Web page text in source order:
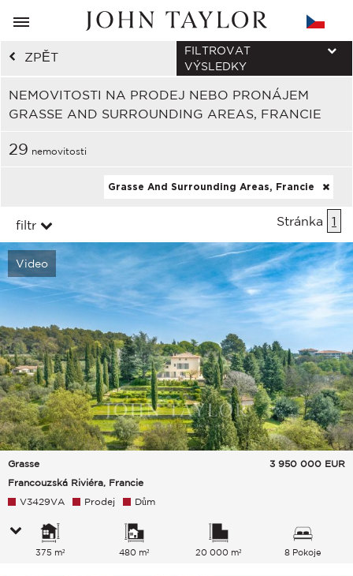
ZPĚT
NEMOVITOSTI NA PRODEJ NEBO PRONÁJEM
GRASSE AND SURROUNDING AREAS, FRANCIE
FILTROVAT
VÝSLEDKY
29 nemovitosti
Grasse And Surrounding Areas, Francie
filtr Stránka 1
Video
Grasse
Francouzská Riviéra, Francie
3 950 000 EUR
V3429VA Prodej Dům
375 m² 480 m² 20 000 m² 8 Pokoje